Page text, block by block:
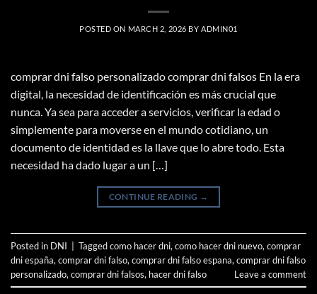
POSTED ON MARCH 2, 2026 BYADMIN01
comprar dni falso personalizado comprar dni falsos En la era
digital, la necesidad de identificación es más crucial que
nunca. Ya sea para acceder a servicios, verificar la edad o
simplemente para moverse en el mundo cotidiano, un
documento de identidad es la llave que lo abre todo. Esta
necesidad ha dado lugar a un […]
CONTINUE READING →
Posted in DNI Taggedcomo hacer dni, como hacer dni nuevo, comprar
dni españa, comprar dni falso, comprar dni falso espana, comprar dni falso
personalizado, comprar dni falsos, hacer dni falso Leave a comment